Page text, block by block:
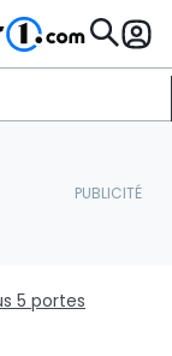
5 portes